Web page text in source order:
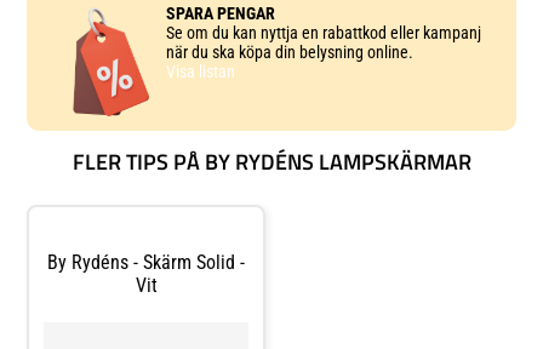
SPARA PENGAR
Se om du kan nyttja en rabattkod eller kampanj
när du ska köpa din belysning online.
Visa listan
FLER TIPS PÅ BY RYDÉNS LAMPSKÄRMAR
By Rydéns - Skärm Solid -
Vit